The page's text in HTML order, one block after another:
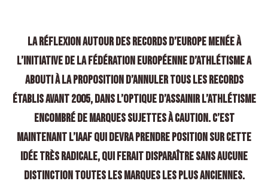
La réflexion autour des Records d’Europe menée à
l’initiative de la Fédération Européenne d’Athlétisme a
abouti à la proposition d’annuler tous les records
établis avant 2005, dans l’optique d’assainir l’athlétisme
encombré de marques sujettes à caution. C’est
maintenant l’IAAF qui devra prendre position sur cette
idée très radicale, qui ferait disparaître sans aucune
distinction toutes les marques les plus anciennes.